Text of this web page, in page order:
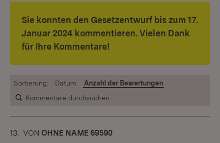
Sie konnten den Gesetzentwurf bis zum 17.
Januar 2024 kommentieren. Vielen Dank
für Ihre Kommentare!
Kommentare durchsuchen
Sortierung: Datum Anzahl der Bewertungen
13. KOMMENTAR
VON :OHNE NAME 69590